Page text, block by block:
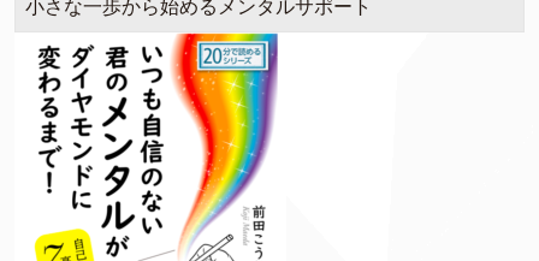
小さな一歩から始めるメンタルサポート